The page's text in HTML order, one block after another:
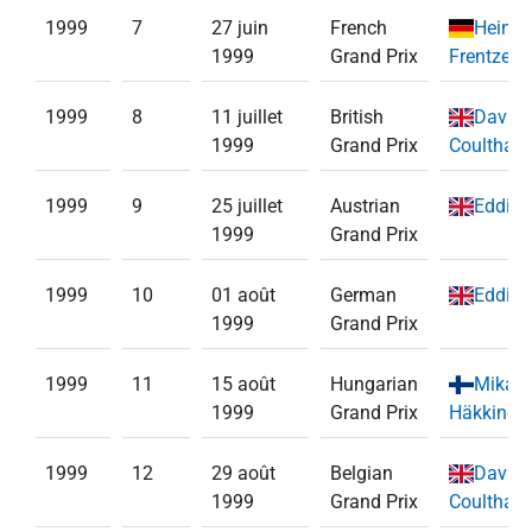
1999 7
27 juin
1999
French
Grand Prix
Frentzen
1999 8
11 juillet
1999
British
Grand Prix
David
Coulthard
1999 9
25 juillet
1999
Austrian
Grand Prix
Eddie
1999 10
01 août
1999
German
Grand Prix
Eddie
1999 11
15 août
1999
Hungarian
Grand Prix
Mika
Häkkinen
1999 12
29 août
1999
Belgian
Grand Prix
David
Coulthard